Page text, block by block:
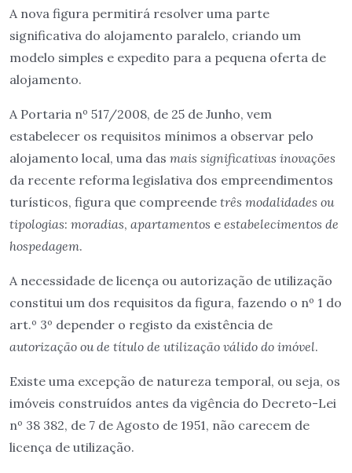
A nova figura permitirá resolver uma parte
significativa do alojamento paralelo, criando um
modelo simples e expedito para a pequena oferta de
alojamento.
A Portaria nº 517/2008, de 25 de Junho, vem
estabelecer os requisitos mínimos a observar pelo
alojamento local, uma das mais significativas inovações
da recente reforma legislativa dos empreendimentos
turísticos, figura que compreende três modalidades ou
tipologias: moradias, apartamentos e estabelecimentos de
hospedagem.
A necessidade de licença ou autorização de utilização
constitui um dos requisitos da figura, fazendo o nº 1 do
art.º 3º depender o registo da existência de
autorização ou de título de utilização válido do imóvel.
Existe uma excepção de natureza temporal, ou seja, os
imóveis construídos antes da vigência do Decreto-Lei
nº 38 382, de 7 de Agosto de 1951, não carecem de
licença de utilização.